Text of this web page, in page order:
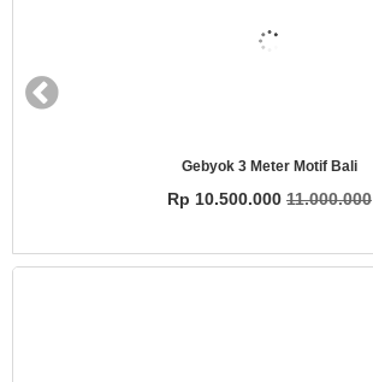
Gebyok 3 Meter Motif Bali
Rp 10.500.000 11.000.000